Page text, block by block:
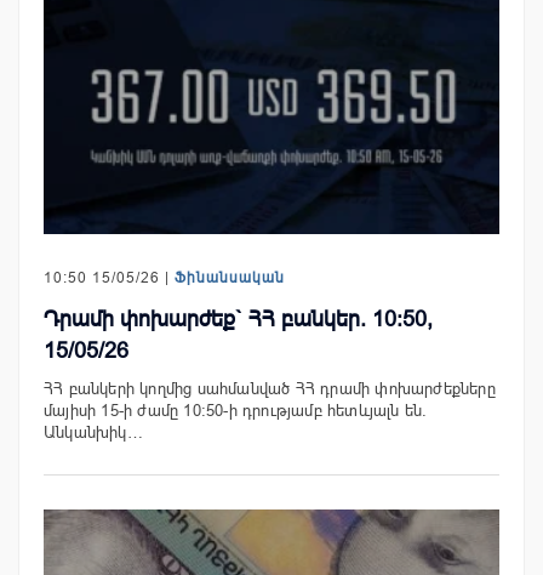
10:50 15/05/26 | Ֆինանսական
Դրամի փոխարժեք` ՀՀ բանկեր. 10:50,
15/05/26
ՀՀ բանկերի կողմից սահմանված ՀՀ դրամի փոխարժեքները
մայիսի 15-ի ժամը 10:50-ի դրությամբ հետևյալն են.
Անկանխիկ…